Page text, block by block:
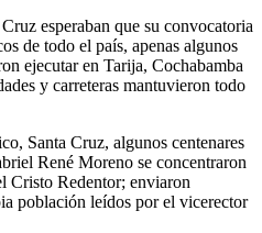
esperaban que su convocatoria
de todo el país, apenas algunos
ejecutar en Tarija, Cochabamba
y carreteras mantuvieron todo
Santa Cruz, algunos centenares
René Moreno se concentraron
Cristo Redentor; enviaron
población leídos por el vicerector